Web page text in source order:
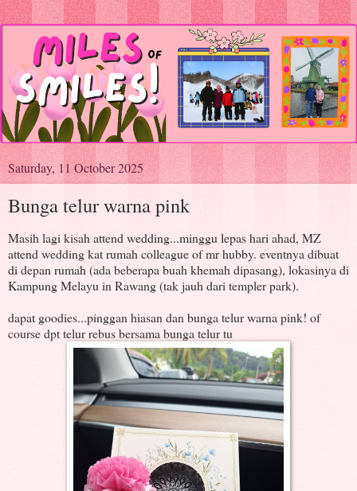
Saturday, 11 October 2025
Bunga telur warna pink
Masih lagi kisah attend wedding...minggu lepas hari ahad, MZ
attend wedding kat rumah colleague of mr hubby. eventnya dibuat
di depan rumah (ada beberapa buah khemah dipasang), lokasinya di
Kampung Melayu in Rawang (tak jauh dari templer park).
dapat goodies...pinggan hiasan dan bunga telur warna pink! of
course dpt telur rebus bersama bunga telur tu